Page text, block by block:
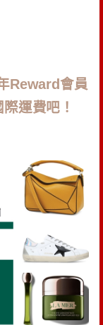
Reward會員
運費吧！